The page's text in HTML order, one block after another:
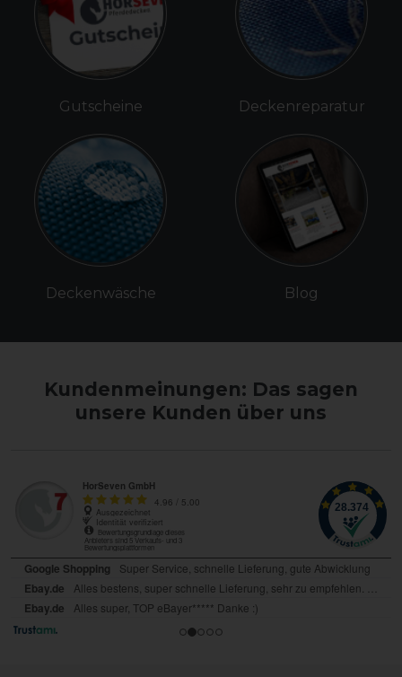
Gutscheine
Deckenwäsche
Deckenreparatur
Blog
Kundenmeinungen: Das sagen
unsere Kunden über uns